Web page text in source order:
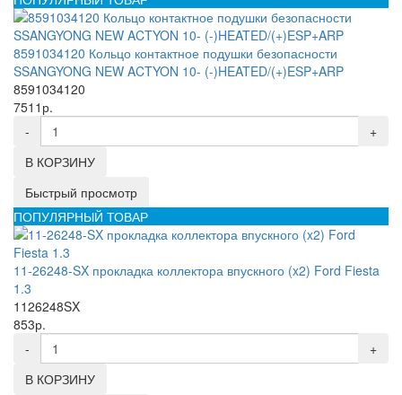
8591034120 Кольцо контактное подушки безопасности
SSANGYONG NEW ACTYON 10- (-)HEATED/(+)ESP+ARP
8591034120
7511р.
-
+
В КОРЗИНУ
Быстрый просмотр
ПОПУЛЯРНЫЙ ТОВАР
11-26248-SX прокладка коллектора впускного (x2) Ford Fiesta
1.3
1126248SX
853р.
-
+
В КОРЗИНУ